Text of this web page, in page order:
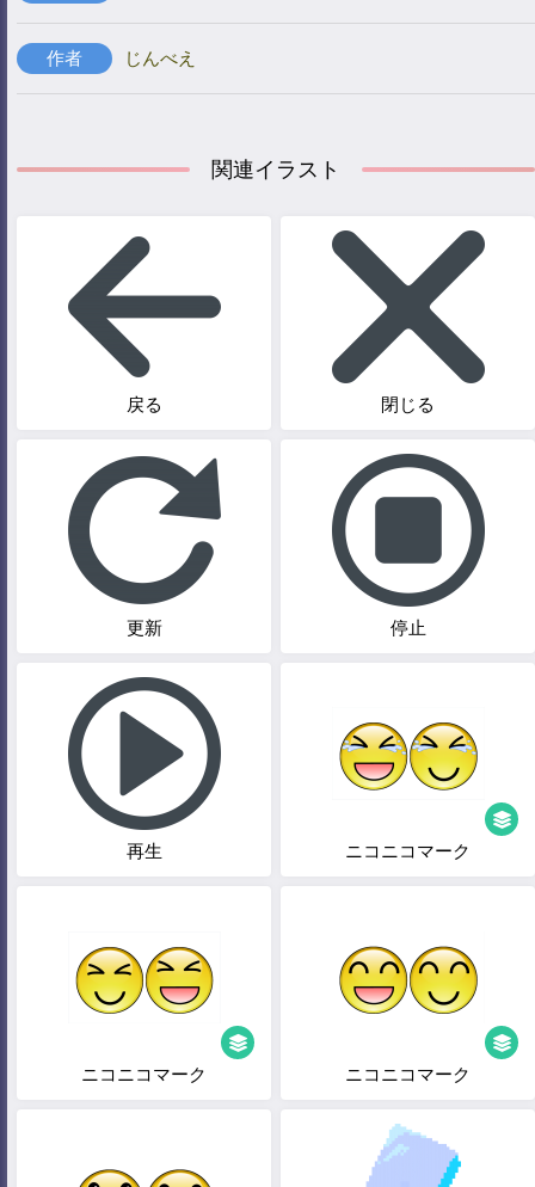
作者 じんべえ
関連イラスト
戻る 閉じる
更新 停止
再生 ニコニコマーク
ニコニコマーク ニコニコマーク